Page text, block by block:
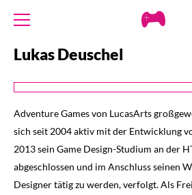
Creative
AKTUELLES
PROJEKTE
PRESSE
Lukas Deuschel
Adventure Games von LucasArts
sich seit 2004 aktiv mit der Entwicklung
2013 sein Game Design-Studium an der
abgeschlossen und im Anschluss seinen
Designer tätig zu werden, verfolgt. Als